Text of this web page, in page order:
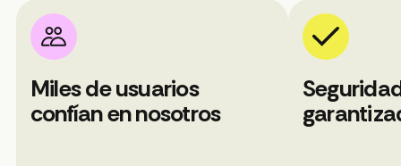
Miles de usuarios
confían en nosotros